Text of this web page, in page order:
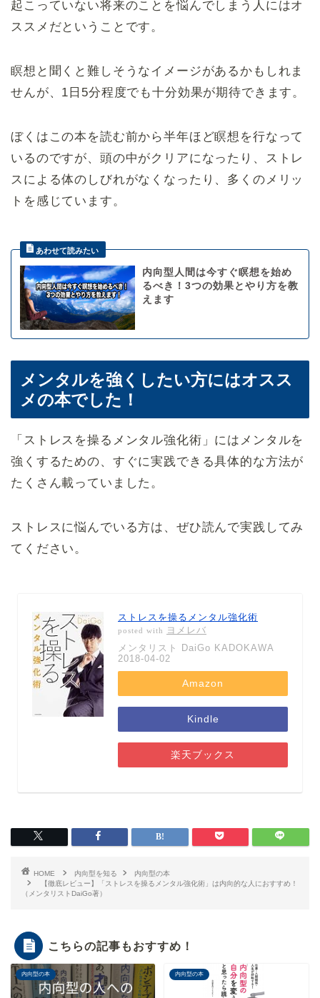
起こっていない将来のことを悩んでしまう人にはオ
ススメだということです。
瞑想と聞くと難しそうなイメージがあるかもしれま
せんが、1日5分程度でも十分効果が期待できます。
ぼくはこの本を読む前から半年ほど瞑想を行なって
いるのですが、頭の中がクリアになったり、ストレ
スによる体のしびれがなくなったり、多くのメリッ
トを感じています。
内向型人間は今すぐ瞑想を始め
るべき！3つの効果とやり方を教
えます
メンタルを強くしたい方にはオスス
メの本でした！
「ストレスを操るメンタル強化術」にはメンタルを
強くするための、すぐに実践できる具体的な方法が
たくさん載っていました。
ストレスに悩んでいる方は、ぜひ読んで実践してみ
てください。
ストレスを操るメンタル強化術
posted with
ヨメレバ
メンタリスト DaiGo KADOKAWA
2018-04-02
Amazon
Kindle
楽天ブックス
HOME 内向型を知る
内向型の本
【徹底レビュー】「ストレスを操るメンタル強化術」は内向的な人におすすめ！
（メンタリストDaiGo著）
こちらの記事もおすすめ！
内向型の本 内向型の本